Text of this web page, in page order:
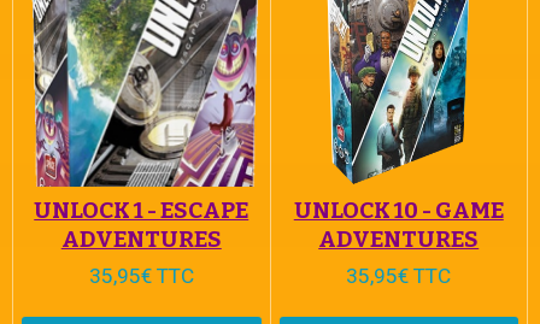
UNLOCK 1 - ESCAPE
ADVENTURES
35,95€ TTC
UNLOCK 10 - GAME
ADVENTURES
35,95€ TTC